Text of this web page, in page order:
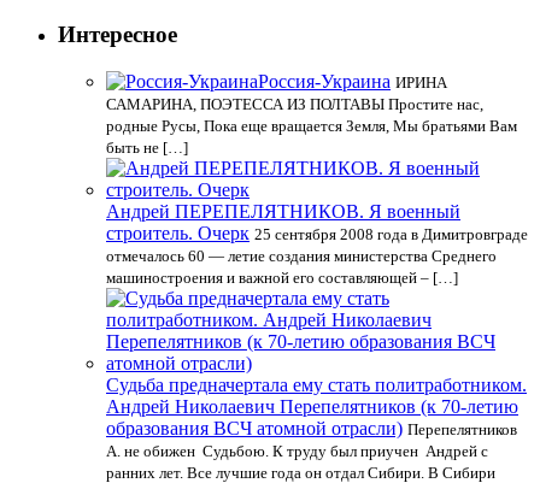
Интересное
Россия-Украина ИРИНА
САМАРИНА, ПОЭТЕССА ИЗ ПОЛТАВЫ Простите нас,
родные Русы, Пока еще вращается Земля, Мы братьями Вам
быть не […]
Андрей ПЕРЕПЕЛЯТНИКОВ. Я военный
строитель. Очерк 25 сентября 2008 года в Димитровграде
отмечалось 60 — летие создания министерства Среднего
машиностроения и важной его составляющей – […]
Судьба предначертала ему стать политработником.
Андрей Николаевич Перепелятников (к 70-летию
образования ВСЧ атомной отрасли) Перепелятников
А. не обижен Судьбою. К труду был приучен Андрей с
ранних лет. Все лучшие года он отдал Сибири. В Сибири